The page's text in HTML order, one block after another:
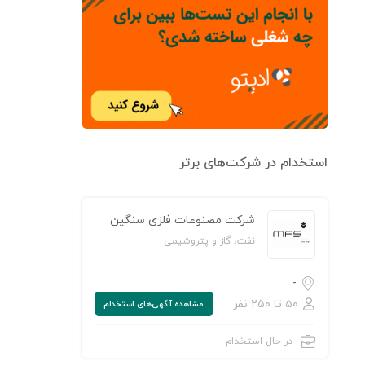
استخدام در شرکت‌های برتر
شرکت مصنوعات فلزی سنگین
نفت، گاز و پتروشیمی
-
۵۰ تا ۲۵۰ نفر
مشاهده‌ آگهی‌های استخدام
در حال استخدام